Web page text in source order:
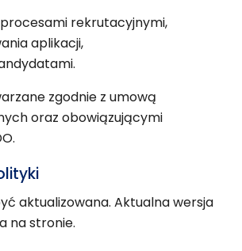
rekrutacyjnymi,
aplikacji,
zgodnie z umową
oraz obowiązującymi
aktualizowana. Aktualna wersja
na stronie.